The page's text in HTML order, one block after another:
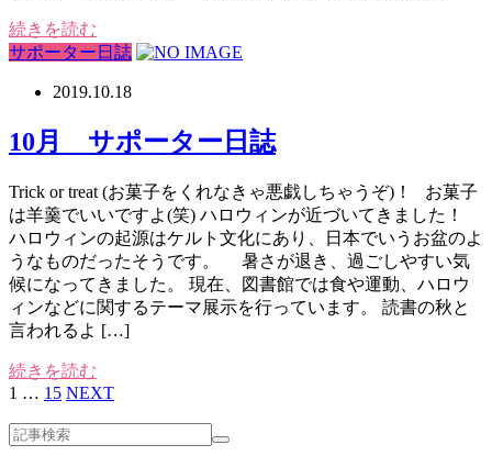
続きを読む
サポーター日誌
2019.10.18
10月 サポーター日誌
Trick or treat (お菓子をくれなきゃ悪戯しちゃうぞ)！ お菓子
は羊羹でいいですよ(笑) ハロウィンが近づいてきました！
ハロウィンの起源はケルト文化にあり、日本でいうお盆のよ
うなものだったそうです。 暑さが退き、過ごしやすい気
候になってきました。 現在、図書館では食や運動、ハロウ
ィンなどに関するテーマ展示を行っています。 読書の秋と
言われるよ […]
続きを読む
1 … 15 NEXT